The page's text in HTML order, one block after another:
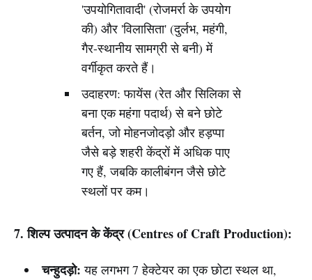
'उपयोगितावादी' (रोजमर्रा के उपयोग
की) और 'विलासिता' (दुर्लभ, महंगी,
गैर-स्थानीय सामग्री से बनी) में
वर्गीकृत करते हैं।
उदाहरण: फायेंस (रेत और सिलिका से
बना एक महंगा पदार्थ) से बने छोटे
बर्तन, जो मोहनजोदड़ो और हड़प्पा
जैसे बड़े शहरी केंद्रों में अधिक पाए
गए हैं, जबकि कालीबंगन जैसे छोटे
स्थलों पर कम।
7. शिल्प उत्पादन के केंद्र (Centres of Craft Production):
चन्हुदड़ो: यह लगभग 7 हेक्टेयर का एक छोटा स्थल था,